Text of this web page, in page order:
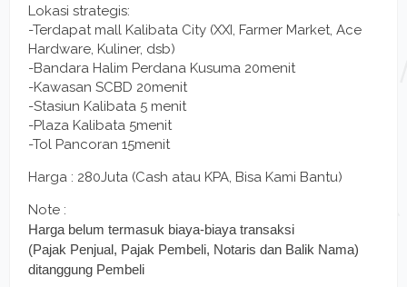
Lokasi strategis:
-Terdapat mall Kalibata City (XXI, Farmer Market, Ace
Hardware, Kuliner, dsb)
-Bandara Halim Perdana Kusuma 20menit
-Kawasan SCBD 20menit
-Stasiun Kalibata 5 menit
-Plaza Kalibata 5menit
-Tol Pancoran 15menit
Harga : 280Juta (Cash atau KPA, Bisa Kami Bantu)
Note :
Harga belum termasuk biaya-biaya transaksi
(Pajak Penjual, Pajak Pembeli, Notaris dan Balik Nama)
ditanggung Pembeli